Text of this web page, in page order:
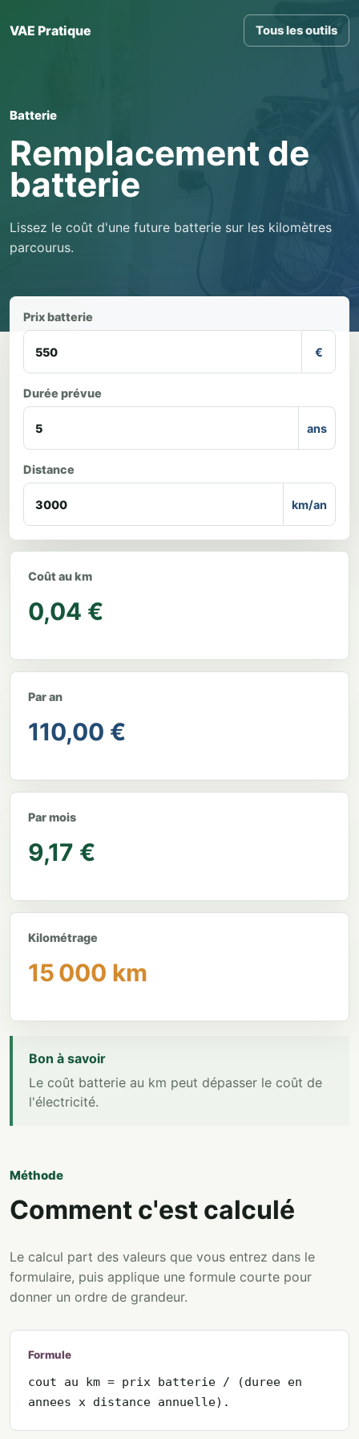
VAE Pratique Tous les outils
Batterie
Remplacement de
batterie
Lissez le coût d'une future batterie sur les kilomètres
parcourus.
Prix batterie
€
Durée prévue
ans
Distance
km/an
Coût au km
0,04 €
Par an
110,00 €
Par mois
9,17 €
Kilométrage
15 000 km
Bon à savoir
Le coût batterie au km peut dépasser le coût de
l'électricité.
Méthode
Comment c'est calculé
Le calcul part des valeurs que vous entrez dans le
formulaire, puis applique une formule courte pour
donner un ordre de grandeur.
Formule
cout au km = prix batterie / (duree en
annees x distance annuelle).